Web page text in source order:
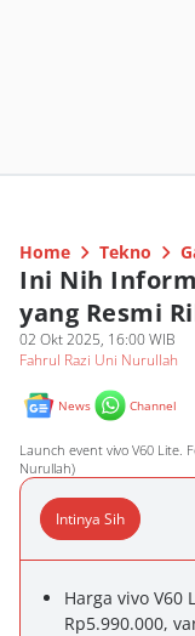
Home Tekno
Ini Nih
yang Resmi
02 Okt 2025, 16:00 WIB
Fahrul Razi Uni Nurullah
News Channel
Launch event vivo V60 Lite.
Nurullah)
Intinya Sih
Harga vivo V60
Rp5.990.000,